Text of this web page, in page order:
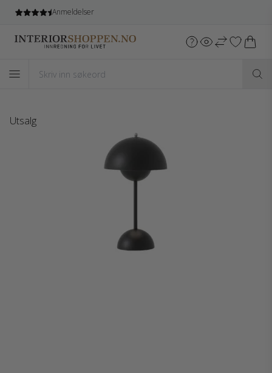
Anmeldelser
Utsalg